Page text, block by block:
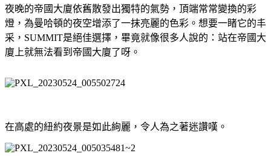
夜晚的帝國大廈依舊散發出獨特的氣勢，頂端常常變換的彩
燈，為曼哈頓的夜空增添了一抹亮麗的色彩。想要一睹它的丰
采，SUMMIT是絕佳選擇，畢竟就像很多人說的：站在帝國大
廈上就無法看到帝國大廈了呀。
在高處的紐約夜景是如此絢麗，令人為之著迷讚嘆。